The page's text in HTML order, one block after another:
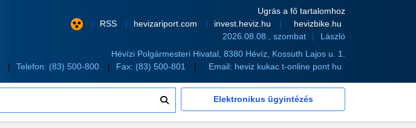
Ugrás a fő tartalomhoz
RSS
hevizariport.com invest.heviz.hu
hevizbike.hu
2026.08.08., szombat
László
Hévízi Polgármesteri Hivatal, 8380 Hévíz, Kossuth Lajos u. 1.
Telefon: (83) 500-800 Fax: (83) 500-801 Email: heviz kukac t-online pont hu
Elektronikus ügyintézés